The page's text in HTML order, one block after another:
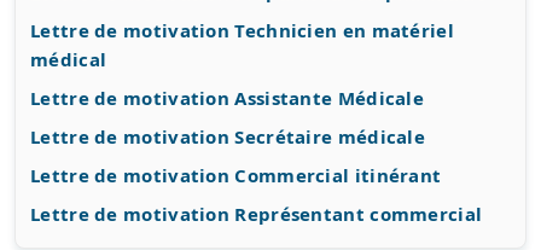
Lettre de motivation Technicien en matériel
médical
Lettre de motivation Assistante Médicale
Lettre de motivation Secrétaire médicale
Lettre de motivation Commercial itinérant
Lettre de motivation Représentant commercial